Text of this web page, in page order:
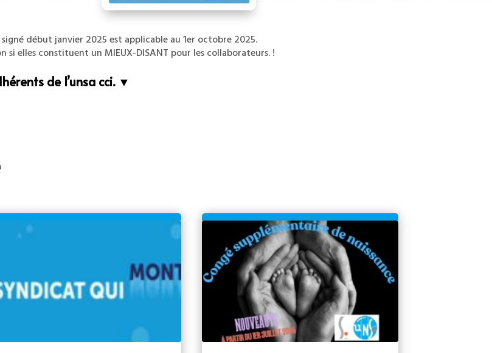
début janvier 2025 est applicable au 1er octobre 2025.
elles constituent un MIEUX-DISANT pour les collaborateurs. !
de l’unsa cci. ▼